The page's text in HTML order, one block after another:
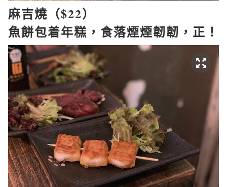
麻吉燒（$22）
魚餅包着年糕 ，食落煙煙韌韌，正！